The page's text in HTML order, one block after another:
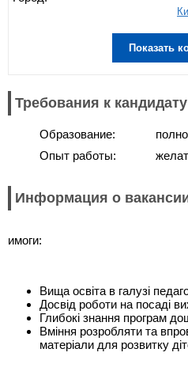
Показать
Требования к кандидату
Образование:
Опыт работы:
Информация о
имоги:
Вища освіта в галузі
Досвід роботи на посаді
Глибокі знання програм
Вміння розробляти та
матеріали для розвитку